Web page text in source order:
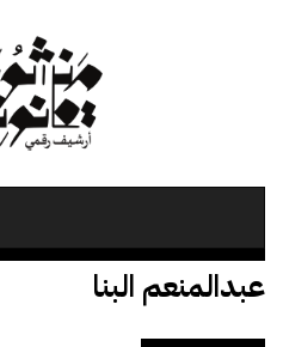
عبدالمنعم البنا